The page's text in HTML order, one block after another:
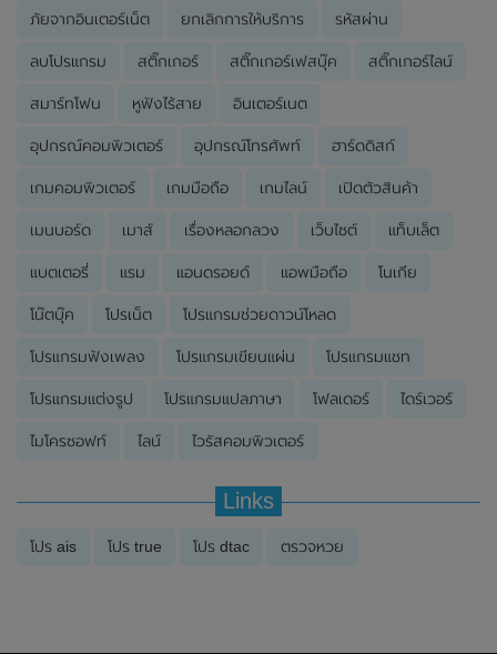
ภัยจากอินเตอร์เน็ต ยกเลิกการให้บริการ รหัสผ่าน
ลบโปรแกรม สติ๊กเกอร์ สติ๊กเกอร์เฟสบุ๊ค สติ๊กเกอร์ไลน์
สมาร์ทโฟน หูฟังไร้สาย อินเตอร์เนต
อุปกรณ์คอมพิวเตอร์ อุปกรณ์โทรศัพท์ ฮาร์ดดิสก์
เกมคอมพิวเตอร์ เกมมือถือ เกมไลน์ เปิดตัวสินค้า
เมนบอร์ด เมาส์ เรื่องหลอกลวง เว็บไซต์ แท็บเล็ต
แบตเตอรี่ แรม แอนดรอยด์ แอพมือถือ โนเกีย
โน๊ตบุ๊ค โปรเน็ต โปรแกรมช่วยดาวน์โหลด
โปรแกรมฟังเพลง โปรแกรมเขียนแผ่น โปรแกรมแชท
โปรแกรมแต่งรูป โปรแกรมแปลภาษา โฟลเดอร์ ไดร์เวอร์
ไมโครซอฟท์ ไลน์ ไวรัสคอมพิวเตอร์
Links
โปร ais โปร true โปร dtac ตรวจหวย